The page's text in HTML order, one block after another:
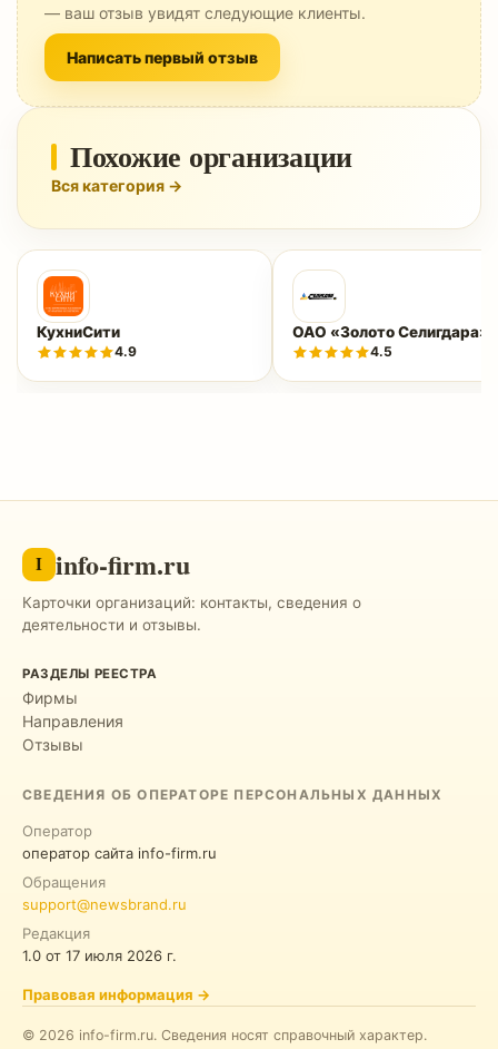
— ваш отзыв увидят следующие клиенты.
Написать первый отзыв
Похожие организации
Вся категория →
КухниСити
4.9
ОАО «Золото Селигдара»
4.5
I info-firm.ru
Карточки организаций: контакты, сведения о
деятельности и отзывы.
РАЗДЕЛЫ РЕЕСТРА
Фирмы
Направления
Отзывы
СВЕДЕНИЯ ОБ ОПЕРАТОРЕ ПЕРСОНАЛЬНЫХ ДАННЫХ
Оператор
оператор сайта info-firm.ru
Обращения
support@newsbrand.ru
Редакция
1.0 от 17 июля 2026 г.
Правовая информация →
© 2026 info-firm.ru. Сведения носят справочный характер.